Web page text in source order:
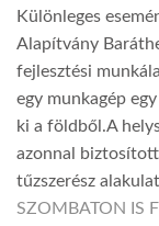
Különleges
Alapítvány
fejlesztési
egy munkagép
ki a földből.A
azonnal
tűzszerész
SZOMBATON IS